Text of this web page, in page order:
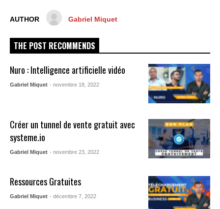
AUTHOR Gabriel Miquet
THE POST RECOMMENDS
Nuro : Intelligence artificielle vidéo
Gabriel Miquet - novembre 18, 2022
Créer un tunnel de vente gratuit avec
systeme.io
Gabriel Miquet - novembre 23, 2022
Ressources Gratuites
Gabriel Miquet - décembre 7, 2022